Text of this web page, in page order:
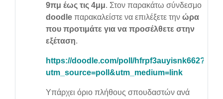
9πμ έως τις 4μμ. Στον παρακάτω σύνδεσμο
doodle παρακαλείστε να επιλέξετε την ώρα
που προτιμάτε για να προσέλθετε στην
εξέταση.
https://doodle.com/poll/hfrpf3auyisnk662?
utm_source=poll&utm_medium=link
Υπάρχει όριο πλήθους σπουδαστών ανά